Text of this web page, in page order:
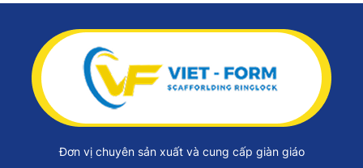
Đơn vị chuyên sản xuất và cung cấp giàn giáo